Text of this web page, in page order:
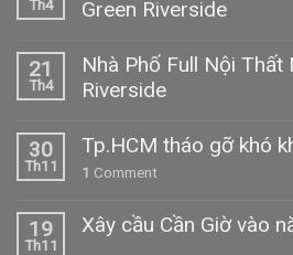
Th4 Green Riverside
21
Th4
Nhà Phố Full Nội Thất
Riverside
30
Th11
Tp.HCM tháo gỡ khó
1 Comment
19
Th11
Xây cầu Cần Giờ vào